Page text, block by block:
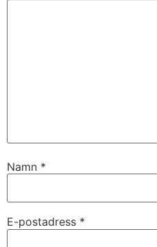
Namn *
E-postadress *